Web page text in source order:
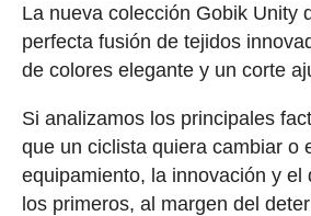
La nueva colección Gobik Unity
perfecta fusión de tejidos
de colores elegante y un corte
Si analizamos los principales
que un ciclista quiera cambiar o
equipamiento, la innovación y el
los primeros, al margen del